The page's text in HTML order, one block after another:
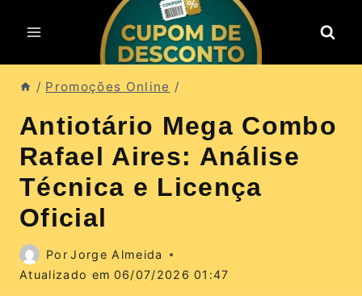
para
o
Conteúdo
/ Promoções Online /
Antiotário Mega Combo
Rafael Aires: Análise
Técnica e Licença
Oficial
Por Jorge Almeida
Atualizado em 06/07/2026 01:47